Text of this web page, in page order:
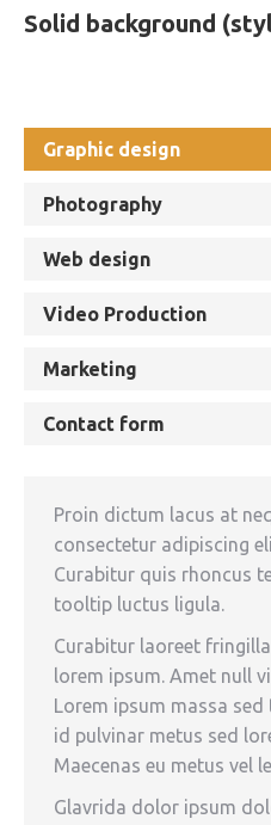
Solid background
Graphic design
Photography
Web design
Video Production
Marketing
Contact form
Proin dictum lacus at
consectetur adipiscing
Curabitur quis rhoncus
tooltip luctus ligula.
Curabitur laoreet
lorem ipsum. Amet null
Lorem ipsum massa
id pulvinar metus sed
Maecenas eu metus vel
Glavrida dolor ipsum